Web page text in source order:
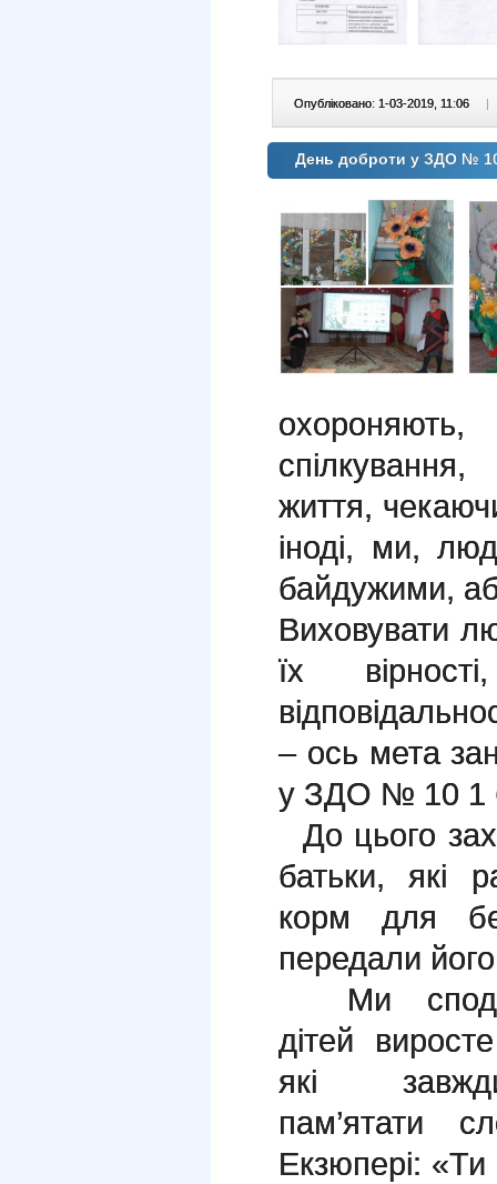
Опубліковано: 1-03-2019, 11:06 |
День доброти у ЗДО №
життя,
іноді, ми,
байдужими,
Виховувати
їх
– ось мета
у ЗДО № 10 1
До цього
батьки, які
корм для
передали
Ми
дітей
які
пам’ятати
Екзюпері: «Ти